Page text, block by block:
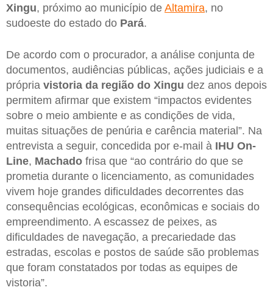
Xingu, próximo ao município de Altamira, no
sudoeste do estado do Pará.
De acordo com o procurador, a análise conjunta de
documentos, audiências públicas, ações judiciais e a
própria vistoria da região do Xingu dez anos depois
permitem afirmar que existem “impactos evidentes
sobre o meio ambiente e as condições de vida,
muitas situações de penúria e carência material”. Na
entrevista a seguir, concedida por e-mail à IHU On-
Line, Machado frisa que “ao contrário do que se
prometia durante o licenciamento, as comunidades
vivem hoje grandes dificuldades decorrentes das
consequências ecológicas, econômicas e sociais do
empreendimento. A escassez de peixes, as
dificuldades de navegação, a precariedade das
estradas, escolas e postos de saúde são problemas
que foram constatados por todas as equipes de
vistoria”.